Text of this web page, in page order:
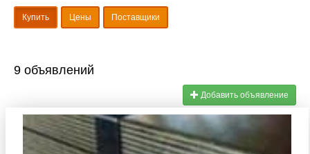
Купить Цены Поставщики
9 объявлений
Добавить объявление